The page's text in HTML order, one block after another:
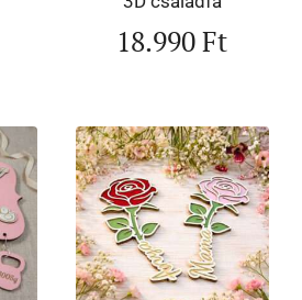
18.990Ft